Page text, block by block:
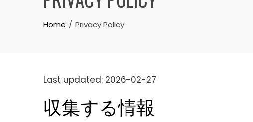
Home Privacy Policy
Last updated: 2026-02-27
収集する情報